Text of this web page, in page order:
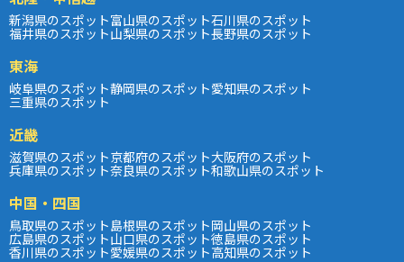
新潟県のスポット富山県のスポット石川県のスポット
福井県のスポット山梨県のスポット長野県のスポット
東海
岐阜県のスポット静岡県のスポット愛知県のスポット
三重県のスポット
近畿
滋賀県のスポット京都府のスポット大阪府のスポット
兵庫県のスポット奈良県のスポット和歌山県のスポット
中国・四国
鳥取県のスポット島根県のスポット岡山県のスポット
広島県のスポット山口県のスポット徳島県のスポット
香川県のスポット愛媛県のスポット高知県のスポット